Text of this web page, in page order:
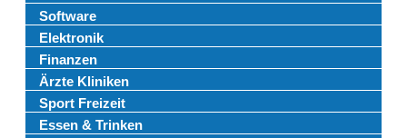
Software
Elektronik
Finanzen
Ärzte Kliniken
Sport Freizeit
Essen & Trinken